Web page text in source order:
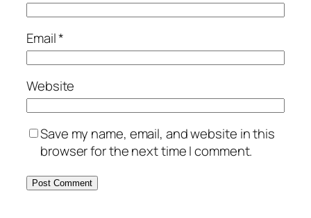
Email*
Website
Save my name, email, and website in this
browser for the next time I comment.